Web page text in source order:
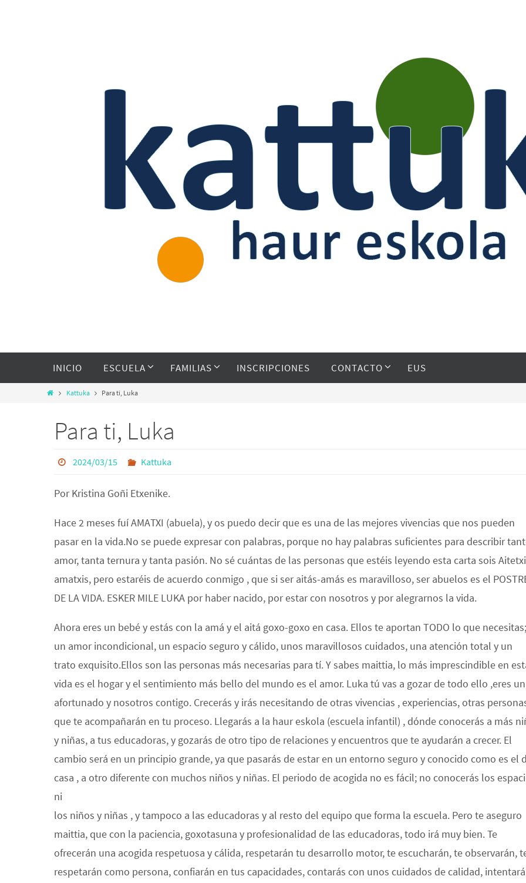
INICIO ESCUELA FAMILIAS INSCRIPCIONES CONTACTO EUS
Kattuka Para ti, Luka
Para ti, Luka
2024/03/15 Kattuka
Por Kristina Goñi Etxenike.
Hace 2 meses fuí AMATXI (abuela), y os puedo decir que es una de las mejores vivencias que nos pueden
pasar en la vida.No se puede expresar con palabras, porque no hay palabras suficientes para describir
amor, tanta ternura y tanta pasión. No sé cuántas de las personas que estéis leyendo esta carta sois
amatxis, pero estaréis de acuerdo conmigo , que si ser aitás-amás es maravilloso, ser abuelos es el
DE LA VIDA. ESKER MILE LUKA por haber nacido, por estar con nosotros y por alegrarnos la vida.
Ahora eres un bebé y estás con la amá y el aitá goxo-goxo en casa. Ellos te aportan TODO lo que necesitas;
un amor incondicional, un espacio seguro y cálido, unos maravillosos cuidados, una atención total y un
trato exquisito.Ellos son las personas más necesarias para tí. Y sabes maittia, lo más imprescindible en
vida es el hogar y el sentimiento más bello del mundo es el amor. Luka tú vas a gozar de todo ello ,eres un
afortunado y nosotros contigo. Crecerás y irás necesitando de otras vivencias , experiencias, otras
que te acompañarán en tu proceso. Llegarás a la haur eskola (escuela infantil) , dónde conocerás a más
y niñas, a tus educadoras, y gozarás de otro tipo de relaciones y encuentros que te ayudarán a crecer. El
cambio será en un principio grande, ya que pasarás de estar en un entorno seguro y conocido como es el
casa , a otro diferente con muchos niños y niñas. El periodo de acogida no es fácil; no conocerás los
ni
los niños y niñas , y tampoco a las educadoras y al resto del equipo que forma la escuela. Pero te aseguro
maittia, que con la paciencia, goxotasuna y profesionalidad de las educadoras, todo irá muy bien. Te
ofrecerán una acogida respetuosa y cálida, respetarán tu desarrollo motor, te escucharán, te observarán,
respetarán como persona, confiarán en tus capacidades, contarás con unos cuidados de calidad,